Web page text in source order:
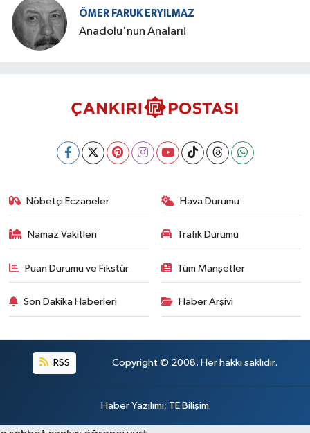
ÖMER FARUK ERYILMAZ
Anadolu'nun Anaları!
Nöbetçi Eczaneler Hava Durumu
Namaz Vakitleri Trafik Durumu
Puan Durumu ve Fikstür Tüm Manşetler
Son Dakika Haberleri Haber Arşivi
RSS Copyright © 2008. Her hakkı saklıdır.
Haber Yazılımı: TE Bilişim